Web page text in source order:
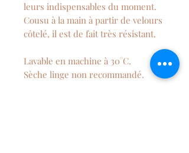
leurs indispensables du moment.
Cousu à la main à partir de velours
côtelé, il est de fait très résistant.
Lavable en machine à 30°C.
Sèche linge non recommandé.